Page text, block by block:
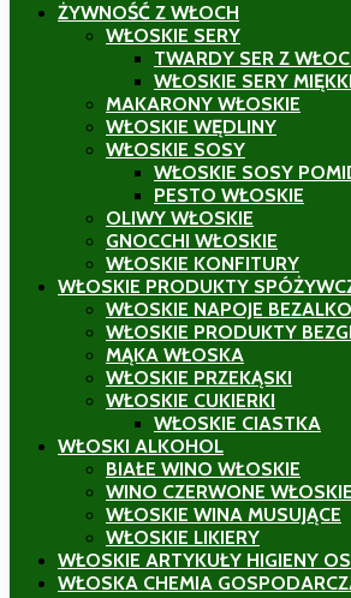
ŻYWNOŚĆ Z WŁOCH
WŁOSKIE SERY
TWARDY SER Z
WŁOSKIE SERY
MAKARONY WŁOSKIE
WŁOSKIE WĘDLINY
WŁOSKIE SOSY
WŁOSKIE SOSY
PESTO WŁOSKIE
OLIWY WŁOSKIE
GNOCCHI WŁOSKIE
WŁOSKIE KONFITURY
WŁOSKIE PRODUKTY
WŁOSKIE NAPOJE
WŁOSKIE PRODUKTY
MĄKA WŁOSKA
WŁOSKIE PRZEKĄSKI
WŁOSKIE CUKIERKI
WŁOSKIE CIASTKA
WŁOSKI ALKOHOL
BIAŁE WINO WŁOSKIE
WINO CZERWONE WŁOSKIE
WŁOSKIE WINA MUSUJĄCE
WŁOSKIE LIKIERY
WŁOSKIE ARTYKUŁY HIGIENY
WŁOSKA CHEMIA